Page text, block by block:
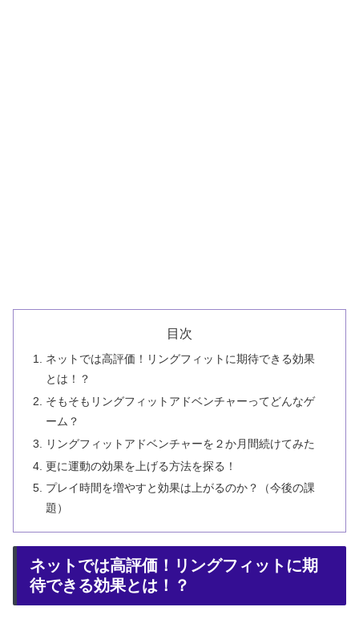
目次
ネットでは高評価！リングフィットに期待できる効果
とは！？
そもそもリングフィットアドベンチャーってどんなゲ
ーム？
リングフィットアドベンチャーを２か月間続けてみた
更に運動の効果を上げる方法を探る！
プレイ時間を増やすと効果は上がるのか？（今後の課
題）
ネットでは高評価！リングフィットに期
待できる効果とは！？